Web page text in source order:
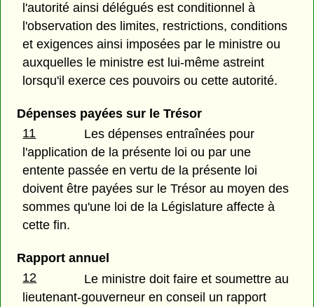
l'autorité ainsi délégués est conditionnel à
l'observation des limites, restrictions, conditions
et exigences ainsi imposées par le ministre ou
auxquelles le ministre est lui-même astreint
lorsqu'il exerce ces pouvoirs ou cette autorité.
Dépenses payées sur le Trésor
11
Les dépenses entraînées pour
l'application de la présente loi ou par une
entente passée en vertu de la présente loi
doivent être payées sur le Trésor au moyen des
sommes qu'une loi de la Législature affecte à
cette fin.
Rapport annuel
12
Le ministre doit faire et soumettre au
lieutenant-gouverneur en conseil un rapport